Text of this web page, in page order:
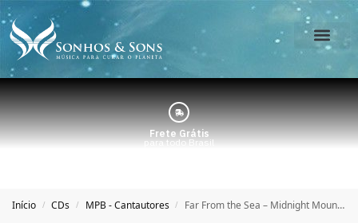
Frete Grátis
para todo Brasil
Início / CDs / MPB - Cantautores / Far From the Sea – Midnight Mountain